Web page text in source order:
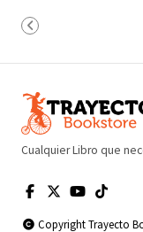
Cualquier Libro que
Copyright Trayecto